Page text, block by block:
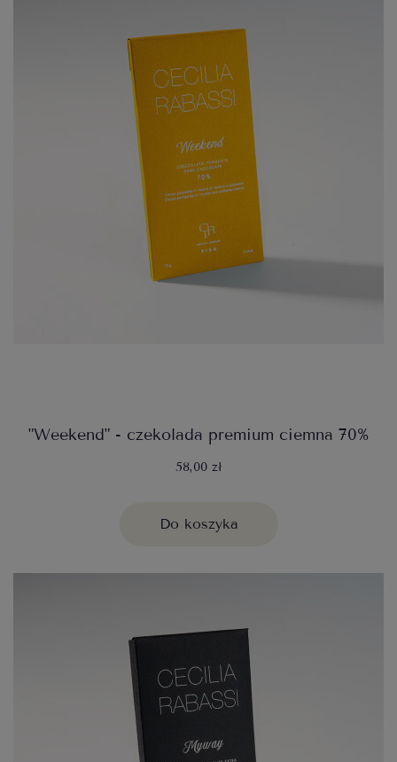
"Weekend" - czekolada premium ciemna 70%
58,00 zł
Do koszyka